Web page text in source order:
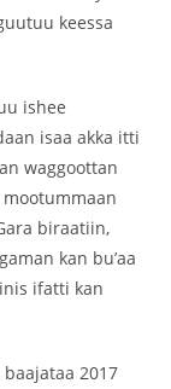
keessa
ishee
isaa akka itti
waggoottan
biraatiin,
kan bu’aa
ifatti kan
2017